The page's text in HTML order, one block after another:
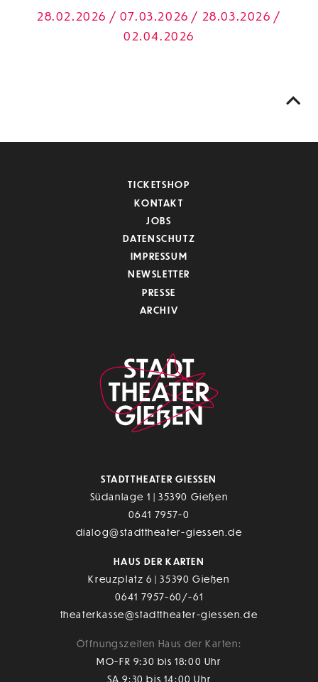
28.02.2026 / 07.03.2026 / 28.03.2026 /
02.04.2026
TICKETSHOP
KONTAKT
JOBS
DATENSCHUTZ
IMPRESSUM
NEWSLETTER
PRESSE
ARCHIV
STADTTHEATER GIESSEN
Südanlage 1 | 35390 Gießen
0641 7957-0
dialog@stadttheater-giessen.de
HAUS DER KARTEN
Kreuzplatz 6 | 35390 Gießen
0641 7957-60/-61
theaterkasse@stadttheater-giessen.de
Öffnungszeiten Haus der Karten:
MO-FR 9:30 bis 18:00 Uhr
SA 9:30 bis 14:00 Uhr